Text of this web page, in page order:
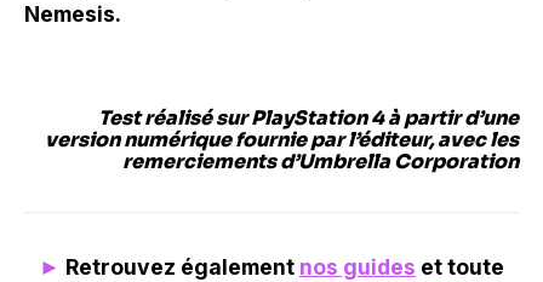
Nemesis.
Test réalisé sur PlayStation 4 à partir d’une
version numérique fournie par l’éditeur, avec les
remerciements d’Umbrella Corporation
► Retrouvez également nos guides et toute